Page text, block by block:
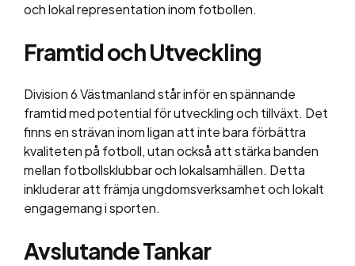
och lokal representation inom fotbollen.
Framtid och Utveckling
Division 6 Västmanland står inför en spännande
framtid med potential för utveckling och tillväxt. Det
finns en strävan inom ligan att inte bara förbättra
kvaliteten på fotboll, utan också att stärka banden
mellan fotbollsklubbar och lokalsamhällen. Detta
inkluderar att främja ungdomsverksamhet och lokalt
engagemang i sporten.
Avslutande Tankar